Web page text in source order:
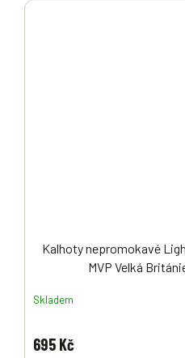
Kalhoty nepromokavé
MVP Velká
Skladem
695 Kč